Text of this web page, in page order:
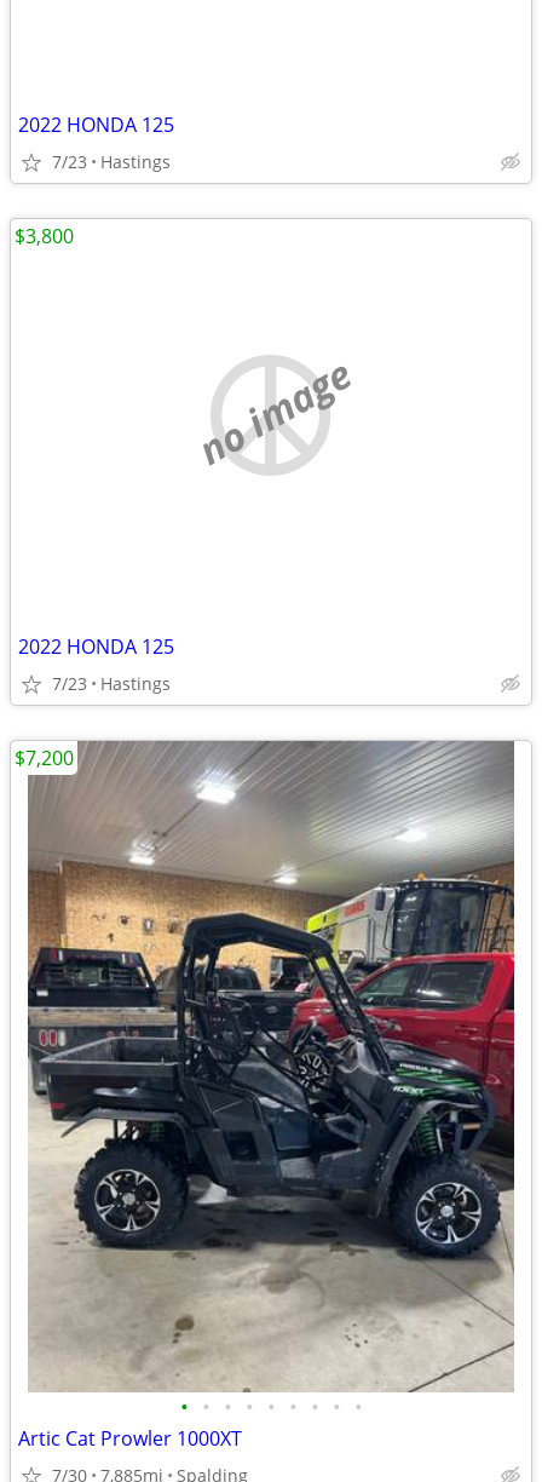
2022 HONDA 125
7/23 Hastings
no image
2022 HONDA 125
7/23 Hastings
$3,800
• • • • • • • • •
Artic Cat Prowler 1000XT
7/30 7,885mi Spalding
$7,200